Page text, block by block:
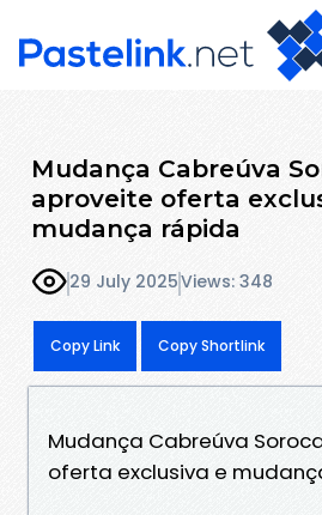
Mudança Cabreúva
aproveite oferta
mudança rápida
29 July 2025Views: 348
Copy Link Copy Shortlink
Mudança Cabreúva
oferta exclusiva e